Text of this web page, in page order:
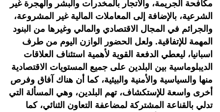
مكافحة الجريمة، والاتجار بالمخدرات والبشر والهجرة غير
الشرعية، بالإضافة إلى المعاملات المالية غير المشروعة،
والجرائم في المجال الاقتصادي والمالي وغيرها من البنود
المهمة للإتفاقية. ولعل الحضور الوازن اليوم من طرف
اسبانيا، ليعطي الدفعة القوية لأهمية استئناف العلاقات
الديبلوماسية بين البلدين على جميع المستويات الاقتصادية
منها والسياسية والأمنية والبيئية، كما أن هناك آفاق وفرص
أخرى واسعة للإستكشاف، تهم البلدين، وهي المسألة التي
تدلي بالقناعة المشتركة لمضاعفة التعاون الثنائي، كما